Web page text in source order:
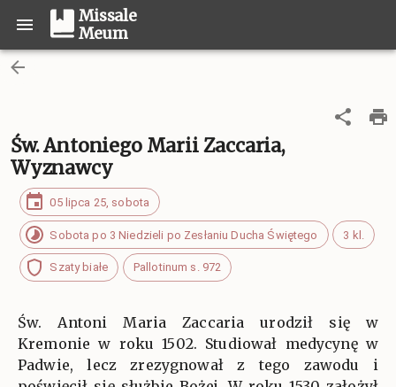
Missale
Meum
Św. Antoniego Marii Zaccaria,
Wyznawcy
05 lipca 25, sobota
Sobota po 3 Niedzieli po Zesłaniu Ducha Świętego 3 kl.
Szaty białe Pallotinum s. 972
Św. Antoni Maria Zaccaria urodził się w
Kremonie w roku 1502. Studiował medycynę w
Padwie, lecz zrezygnował z tego zawodu i